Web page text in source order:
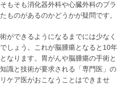
もそも消化器外科や心臓外科のプラ
ものがあるのかどうかが疑問です。
ができるようになるまでには少なく
しょう。これが脳腫瘍となると10年
なります。胃がんや脳腫瘍の手術と
識と技術が要求される「専門医」の
ケア医がおこなうことはできませ